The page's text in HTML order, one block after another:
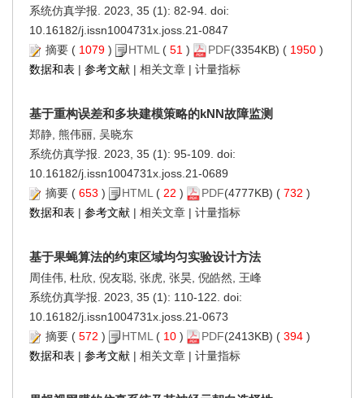
系统仿真学报. 2023, 35 (1): 82-94. doi:
10.16182/j.issn1004731x.joss.21-0847
摘要 ( 1079 ) HTML ( 51 ) PDF(3354KB) ( 1950 )
数据和表 | 参考文献 | 相关文章 | 计量指标
基于重构误差和多块建模策略的kNN故障监测
郑静, 熊伟丽, 吴晓东
系统仿真学报. 2023, 35 (1): 95-109. doi:
10.16182/j.issn1004731x.joss.21-0689
摘要 ( 653 ) HTML ( 22 ) PDF(4777KB) ( 732 )
数据和表 | 参考文献 | 相关文章 | 计量指标
基于果蝇算法的约束区域均匀实验设计方法
周佳伟, 杜欣, 倪友聪, 张虎, 张昊, 倪皓然, 王峰
系统仿真学报. 2023, 35 (1): 110-122. doi:
10.16182/j.issn1004731x.joss.21-0673
摘要 ( 572 ) HTML ( 10 ) PDF(2413KB) ( 394 )
数据和表 | 参考文献 | 相关文章 | 计量指标